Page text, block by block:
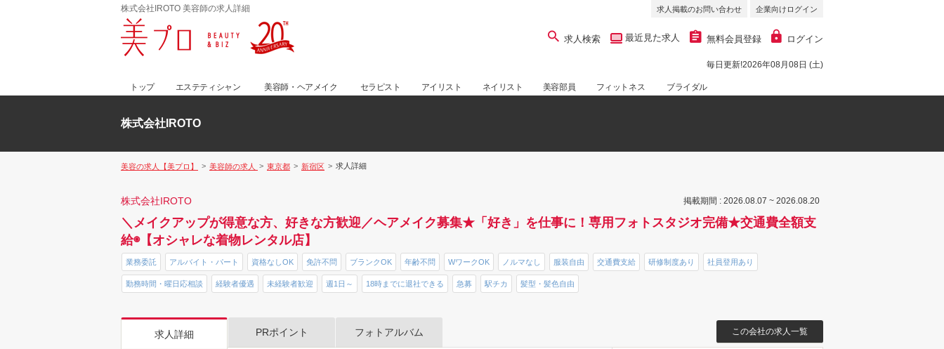
株式会社IROTO 美容師の求人詳細 求人掲載のお問い合わせ 企業向けログイン
求人検索 最近見た求人 無料会員登録 ログイン
毎日更新!2026年08月08日 (土)
トップ エステティシャン 美容師・ヘアメイク セラピスト アイリスト ネイリスト 美容部員 フィットネス ブライダル
株式会社IROTO
美容の求人【美プロ】 美容師の求人 東京都 新宿区 求人詳細
株式会社IROTO 掲載期間 : 2026.08.07 ~ 2026.08.20
＼メイクアップが得意な方、好きな方歓迎／ヘアメイク募集★「好き」を仕事に！専用フォトスタジオ完備★交通費全額支
給◉【オシャレな着物レンタル店】
業務委託 アルバイト・パート 資格なしOK 免許不問 ブランクOK 年齢不問 WワークOK ノルマなし 服装自由 交通費支給 研修制度あり 社員登用あり
勤務時間・曜日応相談 経験者優遇 未経験者歓迎 週1日～ 18時までに退社できる 急募 駅チカ 髪型・髪色自由
求人詳細 PRポイント フォトアルバム この会社の求人一覧